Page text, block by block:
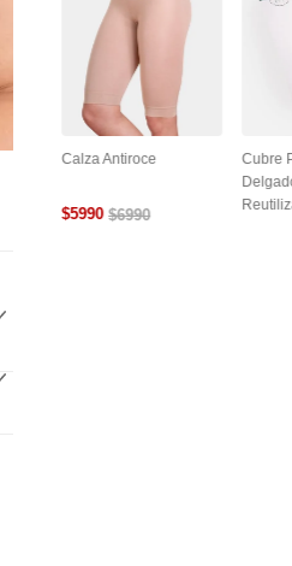
Calza Antiroce
$5990 $6990
Cubre